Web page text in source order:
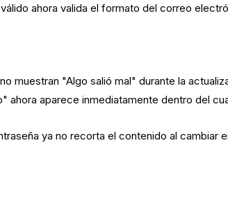
ahora valida el formato del correo
"Algo salió mal" durante la
aparece inmediatamente dentro del
ya no recorta el contenido al cambiar